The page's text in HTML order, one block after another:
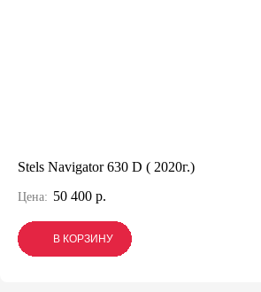
Stels Navigator 630 D ( 2020г.)
Цена: 50 400 р.
В КОРЗИНУ
В КОРЗИНУ
В КОРЗИНУ